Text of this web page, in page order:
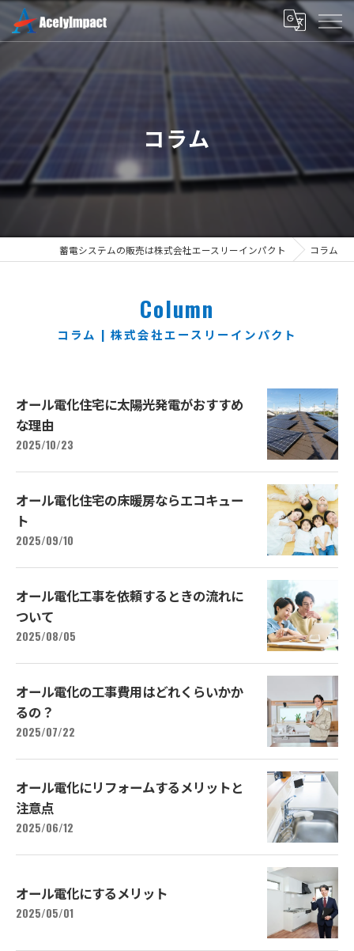
コラム
蓄電システムの販売は株式会社エースリーインパクト コラム
Column
コラム | 株式会社エースリーインパクト
オール電化住宅に太陽光発電がおすすめ
な理由
2025/10/23
オール電化住宅の床暖房ならエコキュー
ト
2025/09/10
オール電化工事を依頼するときの流れに
ついて
2025/08/05
オール電化の工事費用はどれくらいかか
るの？
2025/07/22
オール電化にリフォームするメリットと
注意点
2025/06/12
オール電化にするメリット
2025/05/01